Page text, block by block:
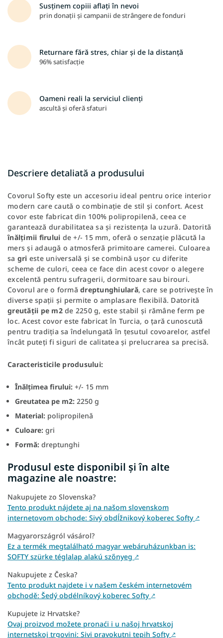
Susținem copiii aflați în nevoi
prin donații și campanii de strângere de fonduri
Returnare fără stres, chiar și de la distanță
96% satisfacție
Oameni reali la serviciul clienți
ascultă și oferă sfaturi
Descriere detaliată a produsului
Covorul Softy este un accesoriu ideal pentru orice interior
modern care caută o combinație de stil și confort. Acest
covor este fabricat din 100% polipropilenă, ceea ce
garantează durabilitatea sa și rezistența la uzură. Datorită
înălțimii firului de +/- 15 mm, oferă o senzație plăcută la
mers și adaugă o atmosferă primitoare camerei. Culoarea
sa gri este universală și se combină ușor cu diferite
scheme de culori, ceea ce face din acest covor o alegere
excelentă pentru sufragerii, dormitoare sau birouri.
Covorul are o formă dreptunghiulară, care se potrivește în
diverse spații și permite o amplasare flexibilă. Datorită
greutății pe m2de 2250 g, este stabil și rămâne ferm pe
loc. Acest covor este fabricat în Turcia, o țară cunoscută
pentru tradiția sa îndelungată în țesutul covoarelor, astfel
încât puteți fi siguri de calitatea și prelucrarea sa precisă.
Caracteristicile produsului:
Înălțimea firului: +/- 15 mm
Greutatea pe m2: 2250 g
Material: polipropilenă
Culoare: gri
Formă: dreptunghi
Produsul este disponibil și în alte
magazine ale noastre:
Nakupujete zo Slovenska?
Tento produkt nájdete aj na našom slovenskom
internetovom obchode: Sivý obdĺžnikový koberec Softy ↗
Magyarországról vásárol?
Ez a termék megtalálható magyar webáruházunkban is:
SOFTY szürke téglalap alakú szőnyeg ↗
Nakupujete z Česka?
Tento produkt najdete i v našem českém internetovém
obchodě: Šedý obdélníkový koberec Softy ↗
Kupujete iz Hrvatske?
Ovaj proizvod možete pronaći i u našoj hrvatskoj
internetskoj trgovini: Sivi pravokutni tepih Softy ↗